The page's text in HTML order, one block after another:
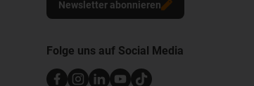
Newsletter abonnieren
Folge uns auf Social Media